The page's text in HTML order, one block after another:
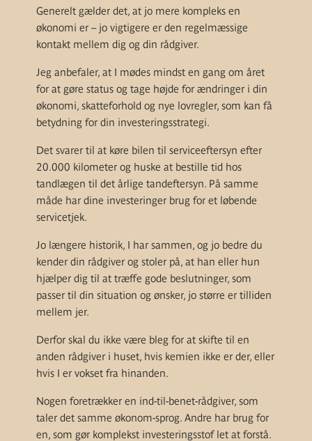
Generelt gælder det, at jo mere kompleks en
økonomi er – jo vigtigere er den regelmæssige
kontakt mellem dig og din rådgiver.
Jeg anbefaler, at I mødes mindst en gang om året
for at gøre status og tage højde for ændringer i din
økonomi, skatteforhold og nye lovregler, som kan få
betydning for din investeringsstrategi.
Det svarer til at køre bilen til serviceeftersyn efter
20.000 kilometer og huske at bestille tid hos
tandlægen til det årlige tandeftersyn. På samme
måde har dine investeringer brug for et løbende
servicetjek.
Jo længere historik, I har sammen, og jo bedre du
kender din rådgiver og stoler på, at han eller hun
hjælper dig til at træffe gode beslutninger, som
passer til din situation og ønsker, jo større er tilliden
mellem jer.
Derfor skal du ikke være bleg for at skifte til en
anden rådgiver i huset, hvis kemien ikke er der, eller
hvis I er vokset fra hinanden.
Nogen foretrækker en ind-til-benet-rådgiver, som
taler det samme økonom-sprog. Andre har brug for
en, som gør komplekst investeringsstof let at forstå.